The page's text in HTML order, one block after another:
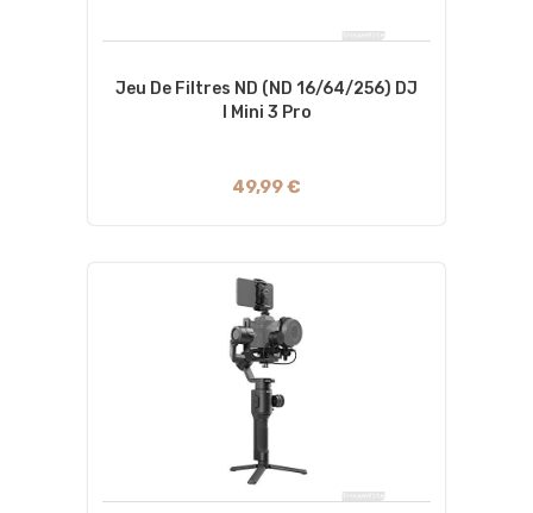
Jeu De Filtres ND (ND 16/64/256) DJ
I Mini 3 Pro
49,99 €